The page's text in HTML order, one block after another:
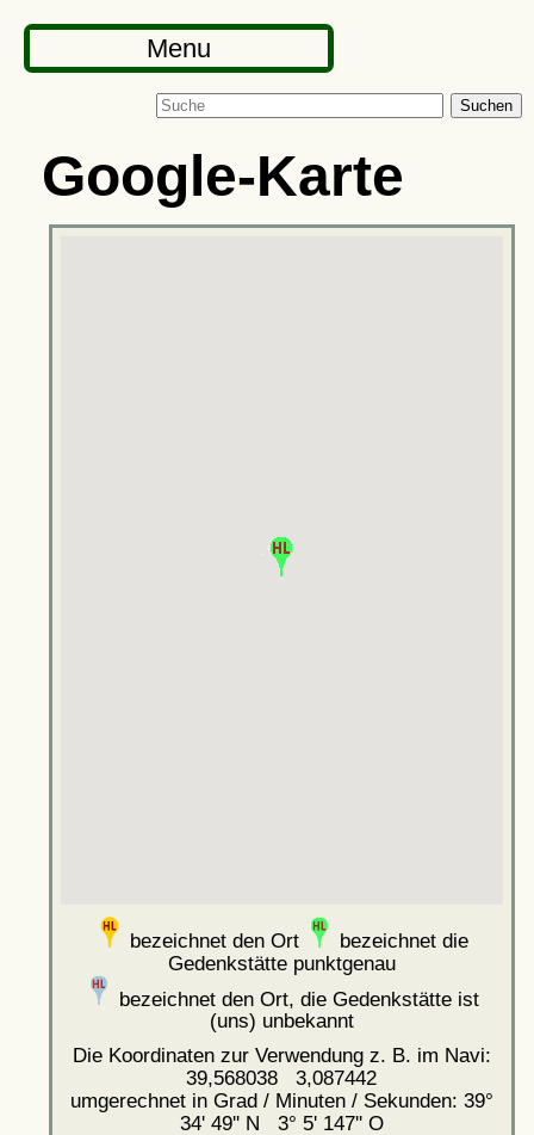
Menu
Suchen
Google-Karte
bezeichnet den Ort
bezeichnet die
Gedenkstätte punktgenau
bezeichnet den Ort, die Gedenkstätte ist
(uns) unbekannt
Die Koordinaten zur Verwendung z. B. im Navi:
39,568038 3,087442
umgerechnet in Grad / Minuten / Sekunden: 39°
34' 49'' N 3° 5' 147'' O